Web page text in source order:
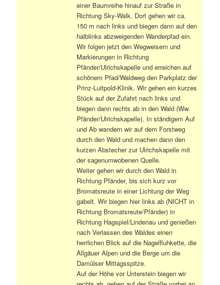
einer Baumreihe hinauf zur Straße in
Richtung Sky-Walk. Dort gehen wir ca.
150 m nach links und biegen dann auf den
halblinks abzweigenden Wanderpfad ein.
Wir folgen jetzt den Wegweisern und
Markierungen in Richtung
Pfänder/Ulrichskapelle und erreichen auf
schönem Pfad/Waldweg den Parkplatz der
Prinz-Luitpold-Klinik. Wir gehen ein kurzes
Stück auf der Zufahrt nach links und
biegen dann rechts ab in den Wald (Ww.
Pfänder/Ulrichskapelle). In ständigem Auf
und Ab wandern wir auf dem Forstweg
durch den Wald und machen dann den
kurzen Abstecher zur Ulrichskapelle mit
der sagenumwobenen Quelle.
Weiter gehen wir durch den Wald in
Richtung Pfänder, bis sich kurz vor
Bromatsreute in einer Lichtung der Weg
gabelt. Wir biegen hier links ab (NICHT in
Richtung Bromatsreute/Pfänder) in
Richtung Hagspiel/Lindenau und genießen
nach Verlassen des Waldes einen
herrlichen Blick auf die Nagelfluhkette, die
Allgäuer Alpen und die Berge um die
Damülser Mittagsspitze.
Auf der Höhe vor Unterstein biegen wir